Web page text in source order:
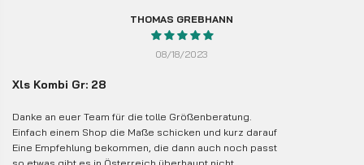
08/18/2023
THOMAS GREBHANN
Xls Kombi Gr: 28
Danke an euer Team für die tolle Größenberatung.
Einfach einem Shop die Maße schicken und kurz darauf
Eine Empfehlung bekommen, die dann auch noch passt